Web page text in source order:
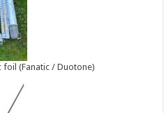
foil (Fanatic / Duotone)